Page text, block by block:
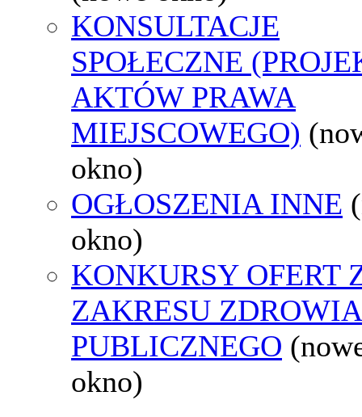
KONSULTACJE
SPOŁECZNE
AKTÓW PRAWA
MIEJSCOWEGO)
okno)
OGŁOSZENIA INNE
okno)
KONKURSY OFERT
ZAKRESU ZDROWIA
PUBLICZNEGO
okno)